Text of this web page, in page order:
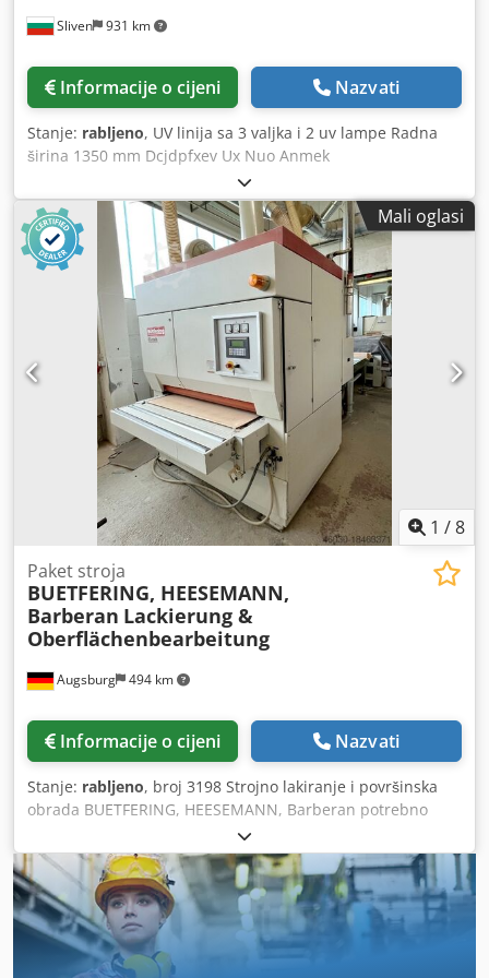
uz očuvanje jednake kvalitete rezanja na cijeloj duljini role.
Sliven 931 km
Informacije o cijeni Nazvati
Stanje: rabljeno, UV linija sa 3 valjka i 2 uv lampe Radna
širina 1350 mm Dcjdpfxev Ux Nuo Anmek
Mali oglasi
1 /8
Augsburg 494 km
Paket stroja
BUETFERING, HEESEMANN,
Barberan Lackierung &
Oberflächenbearbeitung
Informacije o cijeni Nazvati
Stanje: rabljeno, broj 3198 Strojno lakiranje i površinska
obrada BUETFERING, HEESEMANN, Barberan potrebno
Dsdpfxovxryne Anmjck Sastoji se od: - Brusilica sa širokom
trakom BUETFERING Classic 313 - QCE - Valjak za UV lak
Barberan BRB - 1400 - Kanal za sušenje Barberan HOK -
14/2 - Brusilica za boju HEESEMANN FGA 8 - Sustav za
odsisavanje Schuko Vacomat S/N 25/45 Tehnički podaci: -
Brusilica sa širokom trakom BUETFERING Classic 313 - QCE
Korišten, građen 2000. godine širina brušenja 1350 mm